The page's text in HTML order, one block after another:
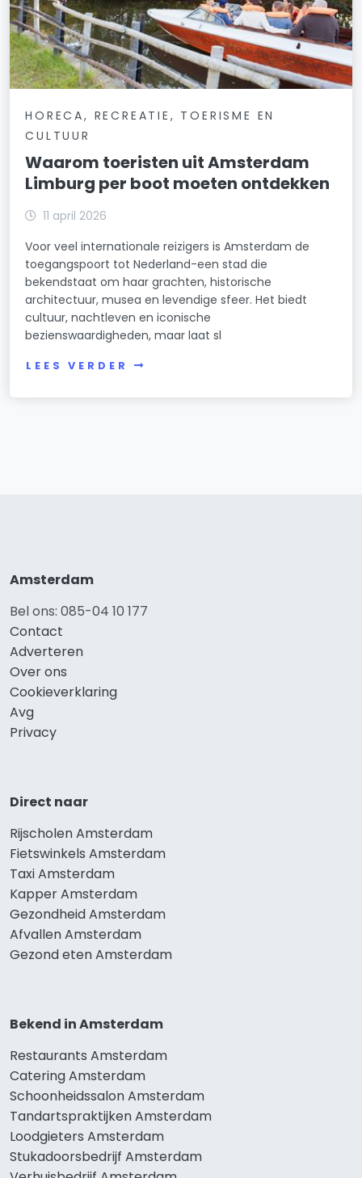
HORECA, RECREATIE, TOERISME EN
CULTUUR
Waarom toeristen uit Amsterdam
Limburg per boot moeten ontdekken
11 april 2026
Voor veel internationale reizigers is Amsterdam de
toegangspoort tot Nederland-een stad die
bekendstaat om haar grachten, historische
architectuur, musea en levendige sfeer. Het biedt
cultuur, nachtleven en iconische
bezienswaardigheden, maar laat sl
LEES VERDER
Amsterdam
Bel ons: 085-04 10 177
Contact
Adverteren
Over ons
Cookieverklaring
Avg
Privacy
Direct naar
Rijscholen Amsterdam
Fietswinkels Amsterdam
Taxi Amsterdam
Kapper Amsterdam
Gezondheid Amsterdam
Afvallen Amsterdam
Gezond eten Amsterdam
Bekend in Amsterdam
Restaurants Amsterdam
Catering Amsterdam
Schoonheidssalon Amsterdam
Tandartspraktijken Amsterdam
Loodgieters Amsterdam
Stukadoorsbedrijf Amsterdam